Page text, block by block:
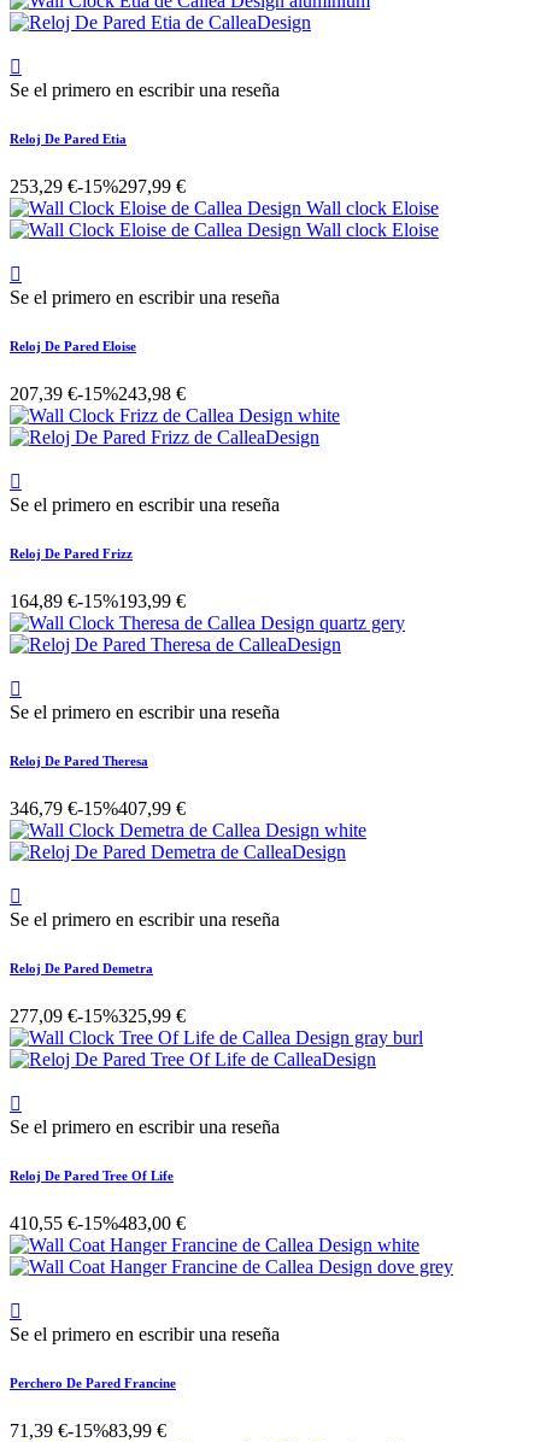

Se el primero en escribir una reseña
Reloj De Pared Etia
253,29 €-15%297,99 €

Se el primero en escribir una reseña
Reloj De Pared Eloise
207,39 €-15%243,98 €

Se el primero en escribir una reseña
Reloj De Pared Frizz
164,89 €-15%193,99 €

Se el primero en escribir una reseña
Reloj De Pared Theresa
346,79 €-15%407,99 €

Se el primero en escribir una reseña
Reloj De Pared Demetra
277,09 €-15%325,99 €

Se el primero en escribir una reseña
Reloj De Pared Tree Of Life
410,55 €-15%483,00 €

Se el primero en escribir una reseña
Perchero De Pared Francine
71,39 €-15%83,99 €